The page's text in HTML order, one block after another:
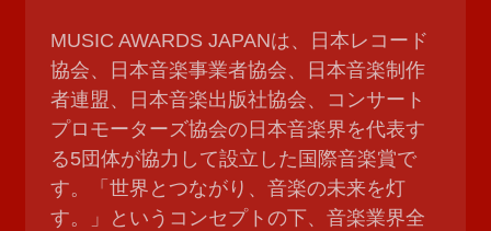
MUSIC AWARDS JAPANは、日本レコード
協会、日本音楽事業者協会、日本音楽制作
者連盟、日本音楽出版社協会、コンサート
プロモーターズ協会の日本音楽界を代表す
る5団体が協力して設立した国際音楽賞で
す。「世界とつながり、音楽の未来を灯
す。」というコンセプトの下、音楽業界全